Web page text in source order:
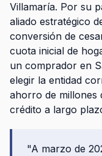
Villamaría. Por su
aliado estratégico
conversión de
cuota inicial de
un comprador en
elegir la entidad
ahorro de millones
crédito a largo
"A marzo de